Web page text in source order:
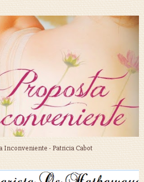
Inconveniente - Patricia Cabot